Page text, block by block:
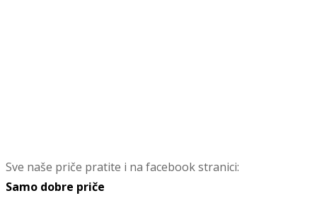
Sve naše priče pratite i na facebook stranici:
Samo dobre priče